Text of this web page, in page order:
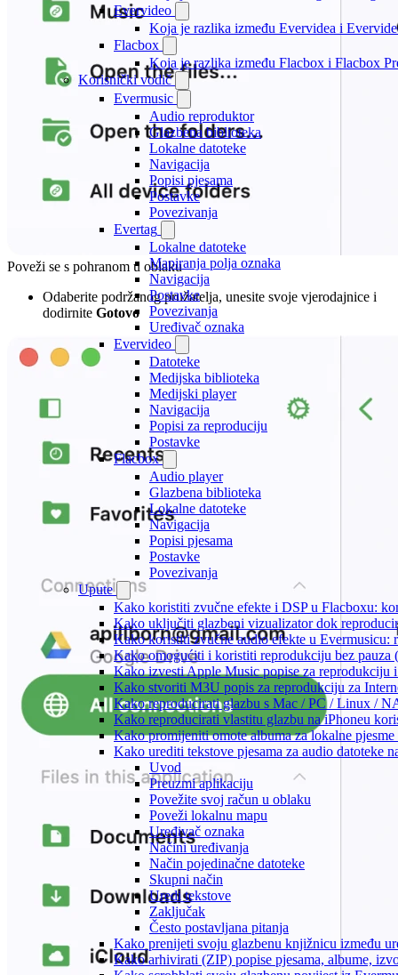
Evervideo
Koja je razlika između Evervidea i
Flacbox
Koja je razlika između Flacbox i Flacbox
Korisnički vodič
Evermusic
Audio reproduktor
Glazbena biblioteka
Lokalne datoteke
Navigacija
Popisi pjesama
Postavke
Povezivanja
Evertag
Lokalne datoteke
Mapiranja polja oznaka
Navigacija
Postavke
Povezivanja
Uređivač oznaka
Evervideo
Datoteke
Medijska biblioteka
Medijski player
Navigacija
Popisi za reproduciju
Postavke
Flacbox
Audio player
Glazbena biblioteka
Lokalne datoteke
Navigacija
Popisi pjesama
Postavke
Povezivanja
Upute
Kako koristiti zvučne efekte i DSP u Flacboxu:
Kako uključiti glazbeni vizualizator dok
Kako koristiti zvučne audio efekte u Evermusicu:
Kako omogućiti i koristiti reprodukciju bez pauza
Kako izvesti Apple Music popise za reprodukciju
Kako stvoriti M3U popis za reprodukciju za
Kako reproducirati glazbu s Mac / PC / Linux /
Kako reproducirati vlastitu glazbu na iPhoneu
Kako promijeniti omote albuma za lokalne
Kako urediti tekstove pjesama za audio datoteke
Uvod
Preuzmi aplikaciju
Povežite svoj račun u oblaku
Poveži lokalnu mapu
Uređivač oznaka
Načini uređivanja
Način pojedinačne datoteke
Skupni način
Uredi tekstove
Zaključak
Često postavljana pitanja
Kako prenijeti svoju glazbenu knjižnicu između
Kako arhivirati (ZIP) popise pjesama, albume,
Poveži se s pohranom u oblaku
Odaberite podržanog pružatelja, unesite svoje vjerodajnice i
dodirnite Gotovo